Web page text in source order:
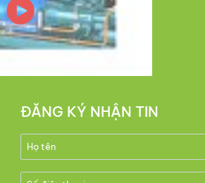
ĐĂNG KÝ NHẬN TIN